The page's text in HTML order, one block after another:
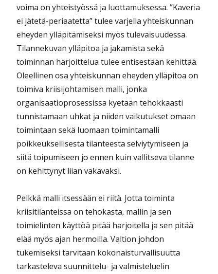
voima on yhteistyössä ja luottamuksessa. ”Kaveria
ei jätetä-periaatetta” tulee varjella yhteiskunnan
eheyden ylläpitämiseksi myös tulevaisuudessa.
Tilannekuvan ylläpitoa ja jakamista sekä
toiminnan harjoittelua tulee entisestään kehittää.
Oleellinen osa yhteiskunnan eheyden ylläpitoa on
toimiva kriisijohtamisen malli, jonka
organisaatioprosessissa kyetään tehokkaasti
tunnistamaan uhkat ja niiden vaikutukset omaan
toimintaan sekä luomaan toimintamalli
poikkeuksellisesta tilanteesta selviytymiseen ja
siitä toipumiseen jo ennen kuin vallitseva tilanne
on kehittynyt liian vakavaksi.
Pelkkä malli itsessään ei riitä. Jotta toiminta
kriisitilanteissa on tehokasta, mallin ja sen
toimielinten käyttöä pitää harjoitella ja sen pitää
elää myös ajan hermoilla. Valtion johdon
tukemiseksi tarvitaan kokonaisturvallisuutta
tarkasteleva suunnittelu- ja valmisteluelin